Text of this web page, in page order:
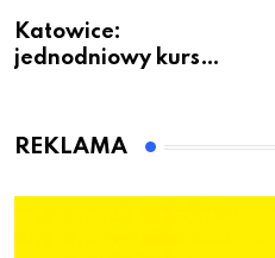
Katowice:
jednodniowy kurs
dzieci
REKLAMA